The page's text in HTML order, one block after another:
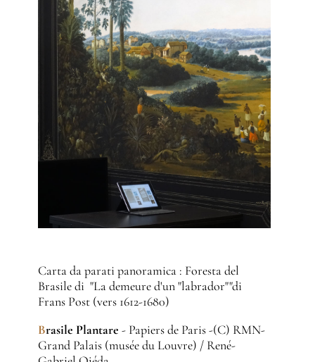
Carta da parati panoramica : Foresta del
Brasile di "La demeure d'un "labrador""di
Frans Post (vers 1612-1680)
Brasile Plantare - Papiers de Paris -(C) RMN-
Grand Palais (musée du Louvre) / René-